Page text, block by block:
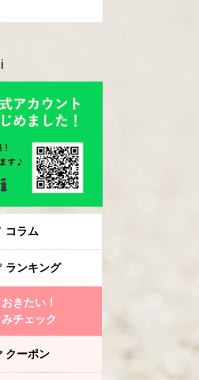
コラム
ランキング
きたい！
チェック
クーポン